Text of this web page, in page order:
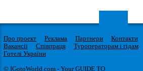
Про проект Реклама Партнери Контакти
Вакансії
Співпраця Туроператорам і гідам
Готелі України
© IGotoWorld.com - Your GUIDE TO